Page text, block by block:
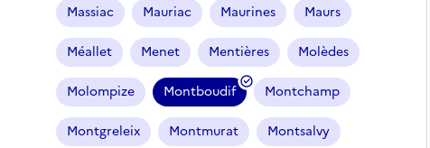
Massiac Mauriac Maurines Maurs
Méallet Menet Mentières Molèdes
Molompize Montboudif
(
f
i
Montchamp
Montgreleix Montmurat Montsalvy